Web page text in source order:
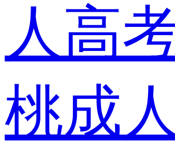
人高
桃成